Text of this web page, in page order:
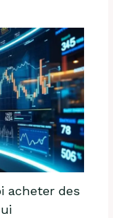
acheter des